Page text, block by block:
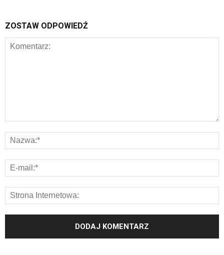
ZOSTAW ODPOWIEDŹ